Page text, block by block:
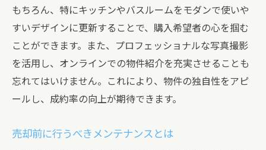
もちろん、特にキッチンやバスルームをモダンで使いや
すいデザインに更新することで、購入希望者の心を掴む
ことができます。また、プロフェッショナルな写真撮影
を活用し、オンラインでの物件紹介を充実させることも
忘れてはいけません。これにより、物件の独自性をアピ
ールし、成約率の向上が期待できます。
売却前に行うべきメンテナンスとは